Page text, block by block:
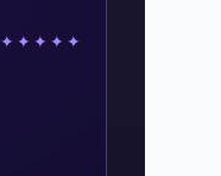
✦✦✦✦✦